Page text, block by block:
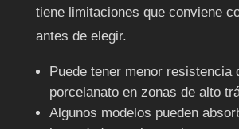
tiene limitaciones que conviene
antes de elegir.
Puede tener menor resistencia
porcelanato en zonas de alto
Algunos modelos pueden